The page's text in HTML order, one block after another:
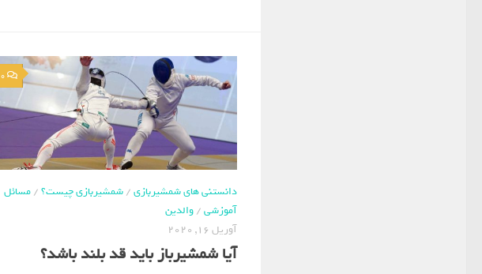
0
دانستنی های شمشیربازی/شمشیربازی چیست؟/مسائل
آموزشی/والدین
آوریل 16, 2020
آیا شمشیرباز باید قد بلند باشد؟